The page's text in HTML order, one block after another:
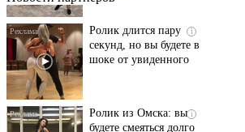
секунд, но вы будете в
шоке от увиденного
будете смеяться долго